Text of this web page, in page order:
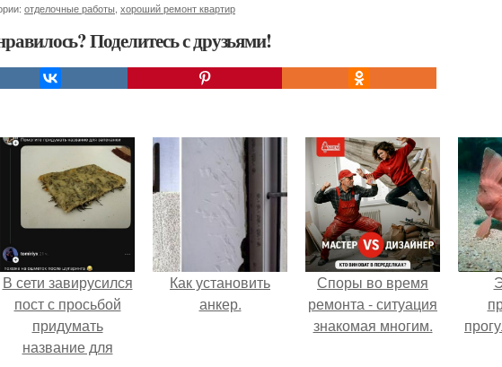
отделочные работы хороший ремонт квартир
Поделитесь с друзьями!
В сети завирусился
пост с просьбой
придумать
название для
Как установить
анкер.
Споры во время
ремонта - ситуация
знакомая многим.